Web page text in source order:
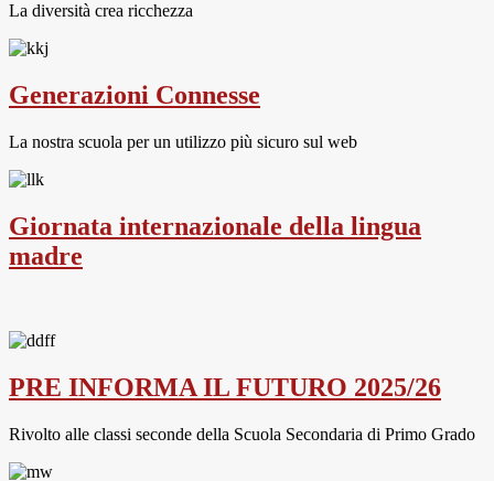
La diversità crea ricchezza
Generazioni Connesse
La nostra scuola per un utilizzo più sicuro sul web
Giornata internazionale della lingua
madre
PRE INFORMA IL FUTURO 2025/26
Rivolto alle classi seconde della Scuola Secondaria di Primo Grado